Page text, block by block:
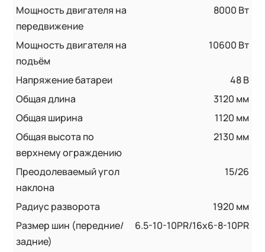
Мощность двигателя на
передвижение
8000 Вт
Мощность двигателя на
подъём
10600 Вт
Напряжение батареи
48 B
Общая длина
3120 мм
Общая ширина
1120 мм
Общая высота по
верхнему ограждению
2130 мм
Преодолеваемый угол
наклона
15/26
Радиус разворота
1920 мм
Размер шин (передние/
задние)
6.5-10-10PR/16x6-8-10PR